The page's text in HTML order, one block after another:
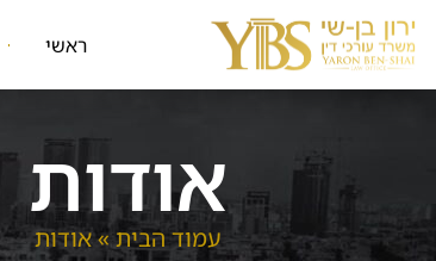
ראשי
אודות
עמוד הבית»אודות